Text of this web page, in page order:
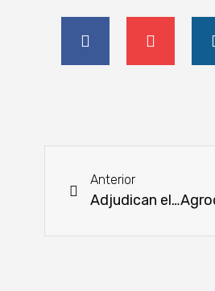
Anterior
Adjudican el dragado de mantenimiento de emergencia del río Paraná